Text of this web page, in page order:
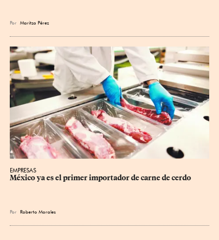
Por Maritza Pérez
EMPRESAS
México ya es el primer importador de carne de cerdo
Por Roberto Morales